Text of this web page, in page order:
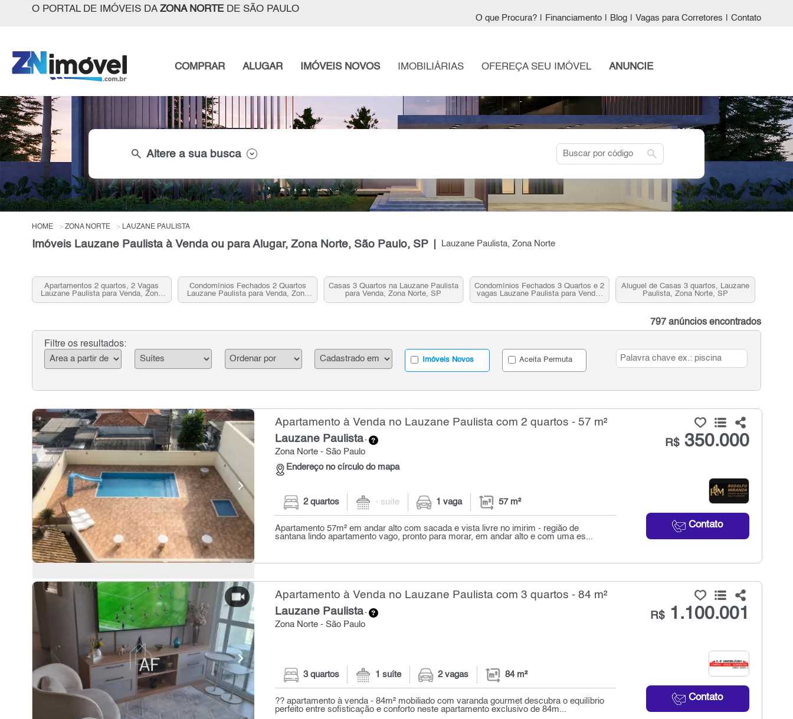
O PORTAL DE IMÓVEIS DA ZONA NORTEDE SÃO PAULO
O que Procura? Financiamento Blog Vagas para Corretores Contato
COMPRAR ALUGAR IMÓVEIS NOVOS IMOBILIÁRIAS OFEREÇA SEU IMÓVEL ANUNCIE
search Altere a sua busca search
HOME ZONA NORTE LAUZANE PAULISTA
Imóveis Lauzane Paulista à Venda ou para Alugar, Zona Norte, São Paulo, SP Lauzane Paulista, Zona Norte
Apartamentos 2 quartos, 2 Vagas
Lauzane Paulista para Venda, Zona
Norte, SP
Condomínios Fechados 2 Quartos
Lauzane Paulista para Venda, Zona
Norte, SP
Casas 3 Quartos na Lauzane Paulista
para Venda, Zona Norte, SP
Condomínios Fechados 3 Quartos e 2
vagas Lauzane Paulista para Venda,
Zona Norte, SP
Aluguel de Casas 3 quartos, Lauzane
Paulista, Zona Norte, SP
797 anúncios encontrados
Filtre os resultados:
Imóveis Novos Aceita Permuta
Apartamento à Venda no Lauzane Paulista com 2 quartos - 57 m²
Lauzane Paulista-
Zona Norte - São Paulo
Endereço no círculo do mapa
R$350.000
Contato
2 quartos - suíte 1 vaga 57 m²
Apartamento 57m² em andar alto com sacada e vista livre no imirim - região de
santana lindo apartamento vago, pronto para morar, em andar alto e com uma es...
Apartamento à Venda no Lauzane Paulista com 3 quartos - 84 m²
Lauzane Paulista-
Zona Norte - São Paulo
R$1.100.001
Contato
3 quartos 1 suíte 2 vagas 84 m²
?? apartamento à venda - 84m² mobiliado com varanda gourmet descubra o equilíbrio
perfeito entre sofisticação e conforto neste apartamento exclusivo de 84m...